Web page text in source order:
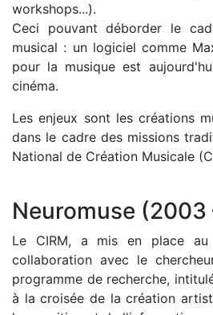
workshops...).
Ceci pouvant déborder le
musical : un logiciel comme
pour la musique est
cinéma.
Les enjeux sont les créations
dans le cadre des missions
National de Création Musicale
Neuromuse (2003
Le CIRM, a mis en place
collaboration avec le
programme de recherche,
à la croisée de la création